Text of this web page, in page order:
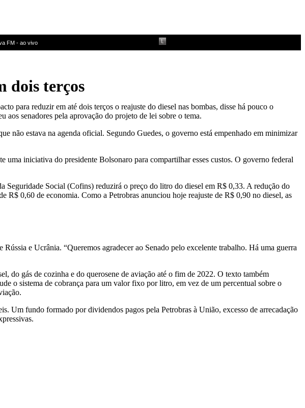
dois terços
para reduzir em até dois terços o reajuste do diesel nas bombas, disse há pouco o
senadores pela aprovação do projeto de lei sobre o tema.
não estava na agenda oficial. Segundo Guedes, o governo está empenhado em minimizar
uma iniciativa do presidente Bolsonaro para compartilhar esses custos. O governo federal
Seguridade Social (Cofins) reduzirá o preço do litro do diesel em R$ 0,33. A redução do
R$ 0,60 de economia. Como a Petrobras anunciou hoje reajuste de R$ 0,90 no diesel, as
e Ucrânia. “Queremos agradecer ao Senado pelo excelente trabalho. Há uma guerra
do gás de cozinha e do querosene de aviação até o fim de 2022. O texto também
o sistema de cobrança para um valor fixo por litro, em vez de um percentual sobre o
Um fundo formado por dividendos pagos pela Petrobras à União, excesso de arrecadação